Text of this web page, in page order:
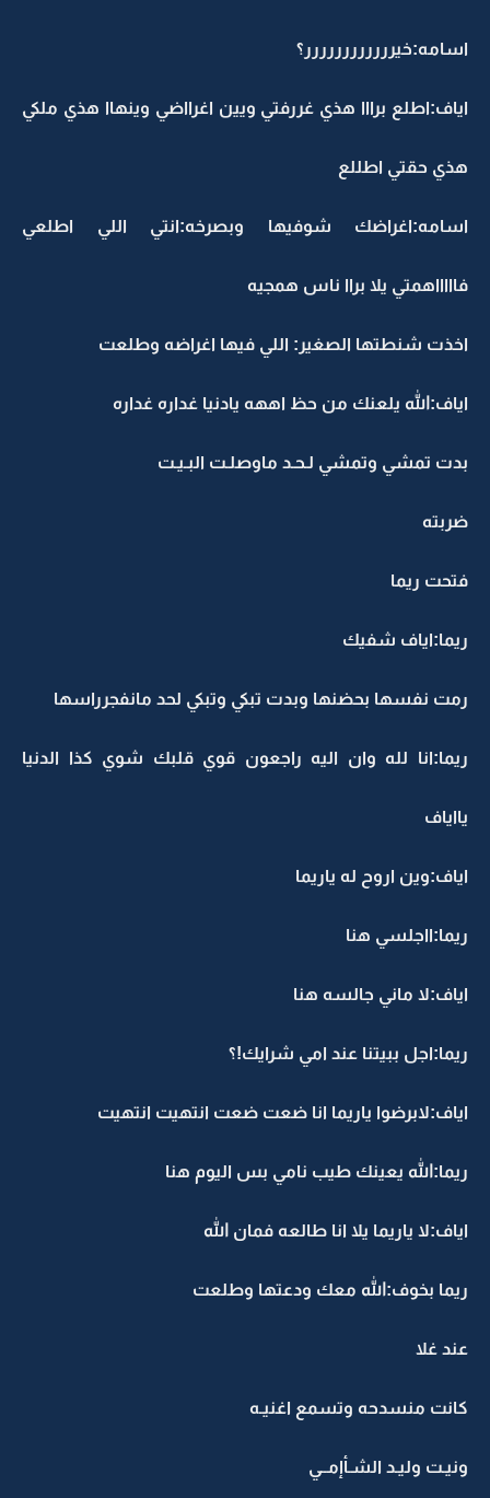
اسامه:خيرررررررررررر؟
اياف:اطلع برااا هذي غررفتي ويين اغرااضي وينهاا هذي ملكي
هذي حقتي اطللع
اسامه:اغراضك شوفيها وبصرخه:انتي اللي اطلعي
فاااااهمتي يلا براا ناس همجيه
اخذت شنطتها الصغير: اللي فيها اغراضه وطلعت
اياف:الله يلعنك من حظ اههه يادنيا غداره غداره
بدت تمشي وتمشي لـحـد ماوصلـت البـيـت
ضربته
فتحت ريما
ريما:اياف شفيك
رمت نفسها بحضنها وبدت تبكي وتبكي لحد مانفجرراسها
ريما:انا لله وان اليه راجعون قوي قلبك شوي كذا الدنيا
يااياف
اياف:وين اروح له ياريما
ريما:ااجلسي هنا
اياف:لا ماني جالسه هنا
ريما:اجل ببيتنا عند امي شرايك!؟
اياف:لابرضوا ياريما انا ضعت ضعت انتهيت انتهيت
ريما:الله يعينك طيب نامي بس اليوم هنا
اياف:لا ياريما يلا انا طالعه فمان الله
ريما بخوف:الله معك ودعتها وطلعت
عند غلا
كانت منسدحه وتسمع اغنيـه
ونيـت وليـد الشـأإمــي